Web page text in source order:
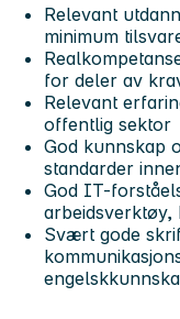
Relevant
minimum
for deler av
Relevant
offentlig sektor
God kunnskap
standarder
God IT-
arbeidsverktøy,
Svært gode